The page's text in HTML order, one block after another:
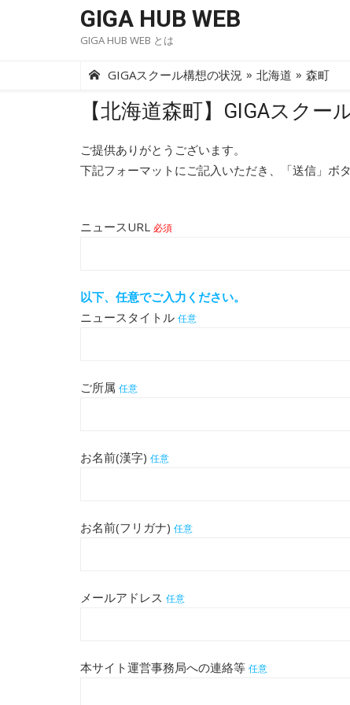
GIGA HUB WEB
GIGA HUB WEB とは
GIGAスクール構想の状況 » 北海道 » 森町
【北海道森町】GIGAスク
ご提供ありがとうございます。
下記フォーマットにご記入いただき、「送信」ボ
ニュースURL 必須
以下、任意でご入力ください。
ニュースタイトル 任意
ご所属 任意
お名前(漢字) 任意
お名前(フリガナ) 任意
メールアドレス 任意
本サイト運営事務局への連絡等 任意